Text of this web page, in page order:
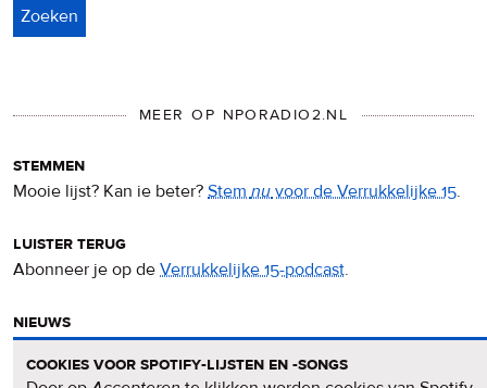
MEER OP NPORADIO2.NL
stemmen
Mooie lijst? Kan ie beter? Stemnuvoor de Verrukkelijke 15.
luister terug
Abonneer je op de Verrukkelijke 15-podcast.
nieuws
cookies voor spotify-lijsten en -songs